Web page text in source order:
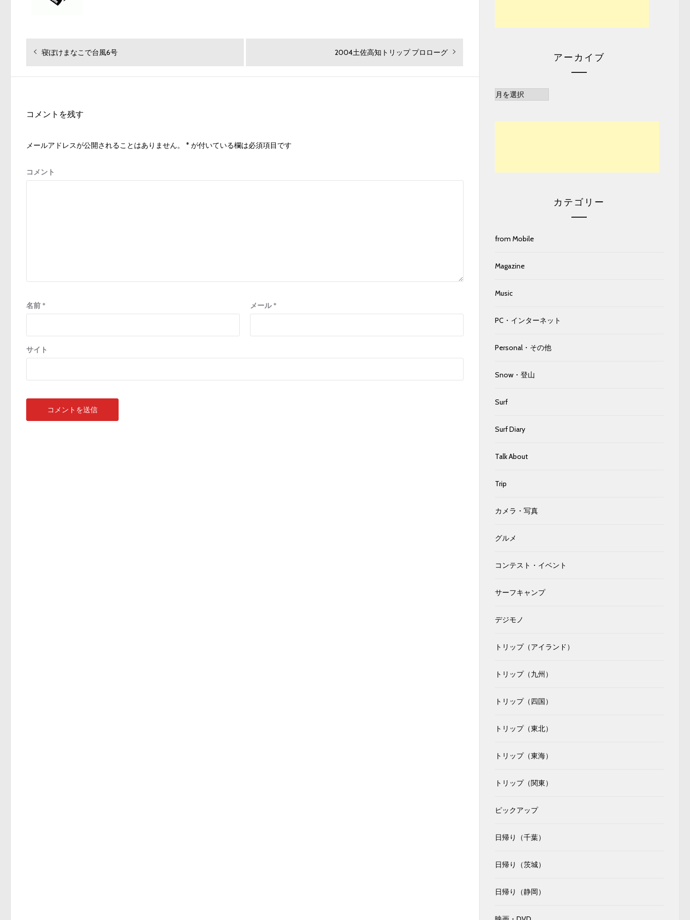
投
ゲ
シ
ン
過
の
寝ぼけまなこで台風6号
次
投
2004土佐高知トリップ プロローグ
コメントを残す
メールアドレスが公開されることはありません。 * が付いている欄は必須項目です
コメント
名前 * メール*
サイト
アーカイブ
ア
カテゴリー
from Mobile
Magazine
Music
PC・インターネット
Personal・その他
Snow・登山
Surf
Surf Diary
Talk About
Trip
カメラ・写真
グルメ
コンテスト・イベント
サーフキャンプ
デジモノ
トリップ（アイランド）
トリップ（九州）
トリップ（四国）
トリップ（東北）
トリップ（東海）
トリップ（関東）
ピックアップ
日帰り（千葉）
日帰り（茨城）
日帰り（静岡）